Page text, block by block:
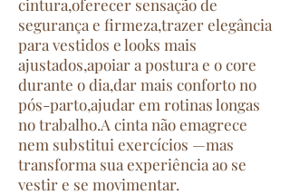
cintura,oferecer sensação de
segurança e firmeza,trazer elegância
para vestidos e looks mais
ajustados,apoiar a postura e o core
durante o dia,dar mais conforto no
pós-parto,ajudar em rotinas longas
no trabalho.A cinta não emagrece
nem substitui exercícios —mas
transforma sua experiência ao se
vestir e se movimentar.